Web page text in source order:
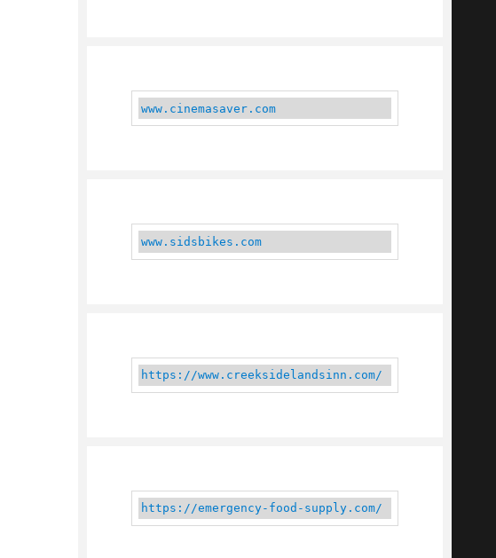
www.cinemasaver.com
www.sidsbikes.com
https://www.creeksidelandsinn.com/
https://emergency-food-supply.com/